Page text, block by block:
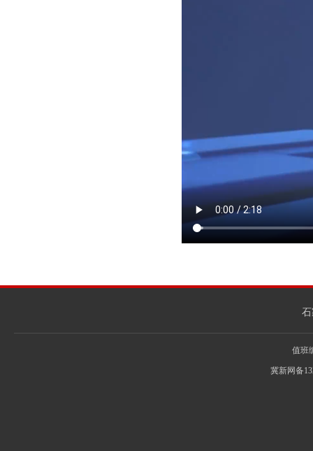
值班
冀新网备